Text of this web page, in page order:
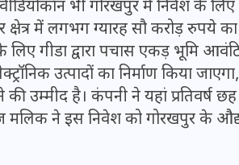
वीडियोकॉन भी गोरखपुर में निवेश के
क्षेत्र में लगभग ग्यारह सौ करोड़ रुपये
लिए गीडा द्वारा पचास एकड़ भूमि
उत्पादों का निर्माण किया
उम्मीद है। कंपनी ने यहां प्रतिवर्ष
मलिक ने इस निवेश को गोरखपुर के